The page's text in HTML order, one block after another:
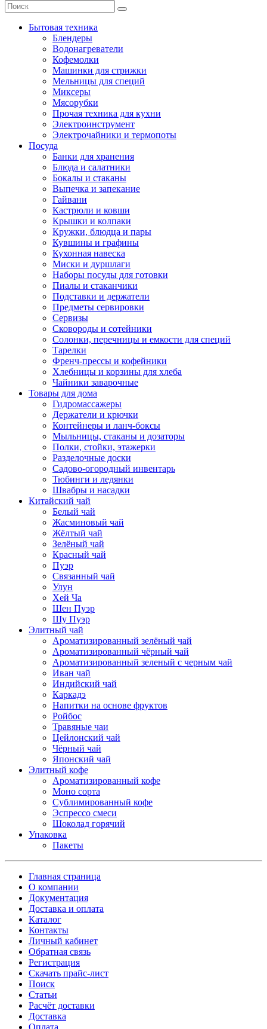
Бытовая техника
Блендеры
Водонагреватели
Кофемолки
Машинки для стрижки
Мельницы для специй
Миксеры
Мясорубки
Прочая техника для кухни
Электроинструмент
Электрочайники и термопоты
Посуда
Банки для хранения
Блюда и салатники
Бокалы и стаканы
Выпечка и запекание
Гайвани
Кастрюли и ковши
Крышки и колпаки
Кружки, блюдца и пары
Кувшины и графины
Кухонная навеска
Миски и дуршлаги
Наборы посуды для готовки
Пиалы и стаканчики
Подставки и держатели
Предметы сервировки
Сервизы
Сковороды и сотейники
Солонки, перечницы и емкости для специй
Тарелки
Френч-прессы и кофейники
Хлебницы и корзины для хлеба
Чайники заварочные
Товары для дома
Гидромассажеры
Держатели и крючки
Контейнеры и ланч-боксы
Мыльницы, стаканы и дозаторы
Полки, стойки, этажерки
Разделочные доски
Садово-огородный инвентарь
Тюбинги и ледянки
Швабры и насадки
Китайский чай
Белый чай
Жасминовый чай
Жёлтый чай
Зелёный чай
Красный чай
Пуэр
Связанный чай
Улун
Хей Ча
Шен Пуэр
Шу Пуэр
Элитный чай
Ароматизированный зелёный чай
Ароматизированный чёрный чай
Ароматизированный зеленый с черным чай
Иван чай
Индийский чай
Каркадэ
Напитки на основе фруктов
Ройбос
Травяные чаи
Цейлонский чай
Чёрный чай
Японский чай
Элитный кофе
Ароматизированный кофе
Моно сорта
Сублимированный кофе
Эспрессо смеси
Шоколад горячий
Упаковка
Пакеты
Главная страница
О компании
Документация
Доставка и оплата
Каталог
Контакты
Личный кабинет
Обратная связь
Регистрация
Скачать прайс-лист
Поиск
Статьи
Расчёт доставки
Доставка
Оплата